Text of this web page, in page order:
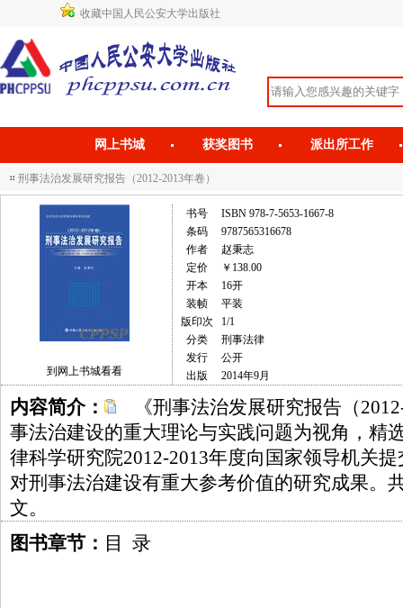
收藏中国人民公安大学出版社
网上书城 获奖图书 派出所工作
刑事法治发展研究报告（2012-2013年卷）
到网上书城看看
书号
ISBN 978-7-5653-1667-8
条码
9787565316678
作者
赵秉志
定价
￥138.00
开本
16开
装帧
平装
版印次
1/1
分类
刑事法律
发行
公开
出版
2014年9月
内容简介：
《刑事法治发展研究报告（
事法治建设的重大理论与实践问题为视角，精
律科学研究院2012-2013年度向国家领导机关
对刑事法治建设有重大参考价值的研究成果。
文。
图书章节： 目 录